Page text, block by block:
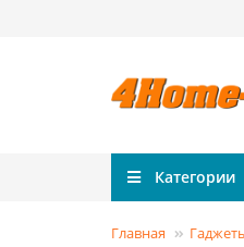
Категории
Главная